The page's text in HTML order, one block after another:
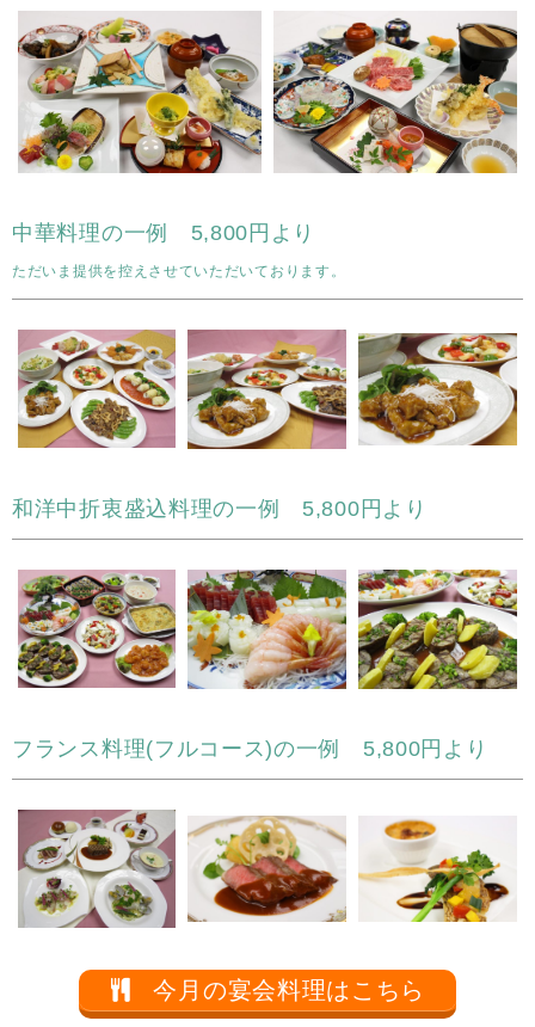
中華料理の一例 5,800円より
ただいま提供を控えさせていただいております。
和洋中折衷盛込料理の一例 5,800円より
フランス料理(フルコース)の一例 5,800円より
今月の宴会料理はこちら